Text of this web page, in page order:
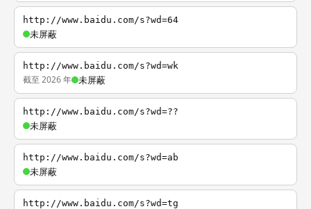
http://www.baidu.com/s?wd=64
未屏蔽
http://www.baidu.com/s?wd=wk
截至 2026 年 未屏蔽
http://www.baidu.com/s?wd=??
未屏蔽
http://www.baidu.com/s?wd=ab
未屏蔽
http://www.baidu.com/s?wd=tg